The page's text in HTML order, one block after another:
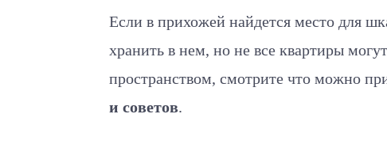
Если в прихожей найдется место для
хранить в нем, но не все квартиры
пространством, смотрите что можно
и советов.